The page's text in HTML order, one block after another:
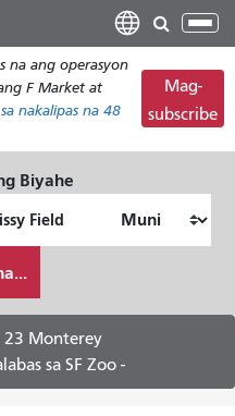
I-
ang
na ang operasyon
F Market at
sa nakalipas na 48
Mag-
subscribe
Biyahe
23 Monterey
sa SF Zoo -